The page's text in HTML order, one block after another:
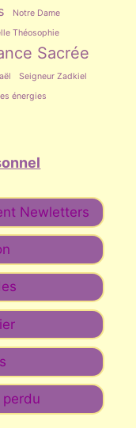
Notre Dame
Théosophie
Sacrée
Seigneur Zadkiel
énergies
Newletters